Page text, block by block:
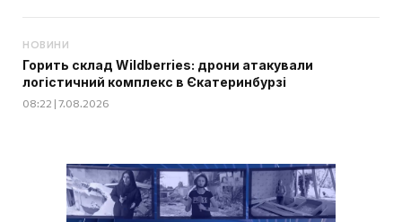
НОВИНИ
Горить склад Wildberries: дрони атакували
логістичний комплекс в Єкатеринбурзі
08:22 | 7.08.2026